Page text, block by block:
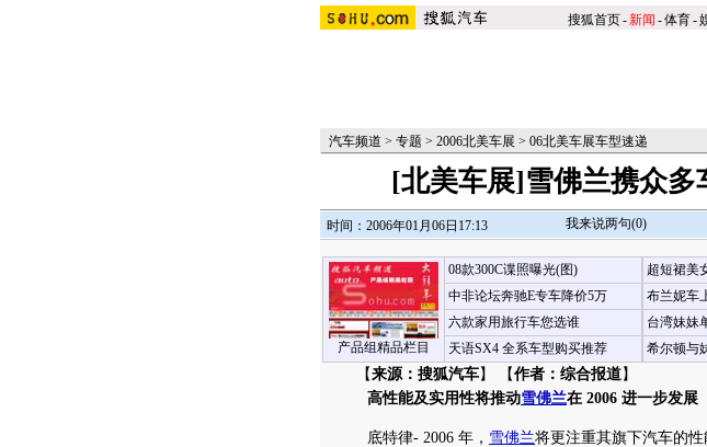
搜狐首页-新闻 -体育-
汽车频道 > 专题 > 2006北美车展 > 06北美车展车型速递
[北美车展]雪佛兰携众多
时间：2006年01月06日17:13 我来说两句(0)
产品组精品栏目
08款300C谍照曝光(图)
中非论坛奔驰E专车降价5万
六款家用旅行车您选谁
天语SX4 全系车型购买推荐
超短裙美
布兰妮车
台湾妹妹
希尔顿与
【来源：搜狐汽车】 【作者：综合报道】
高性能及实用性将推动雪佛兰在 2006 进一步发展
底特律- 2006 年， 雪佛兰将更注重其旗下汽车的